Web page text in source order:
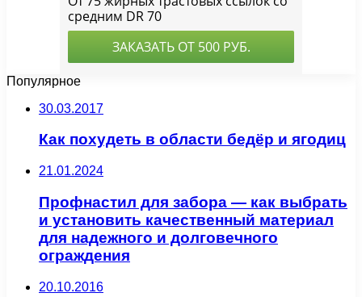
Популярное
30.03.2017
Как похудеть в области бедёр и ягодиц
21.01.2024
Профнастил для забора — как выбрать
и установить качественный материал
для надежного и долговечного
ограждения
20.10.2016